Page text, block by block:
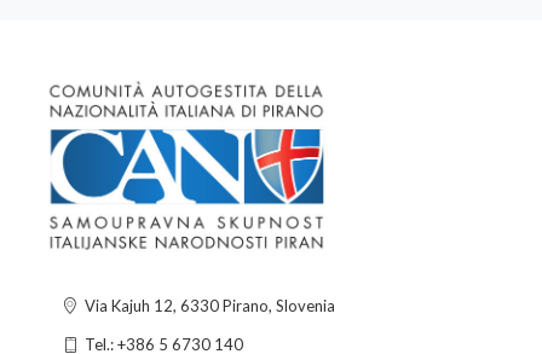
Via Kajuh 12, 6330 Pirano, Slovenia
Tel.: +386 5 6730 140